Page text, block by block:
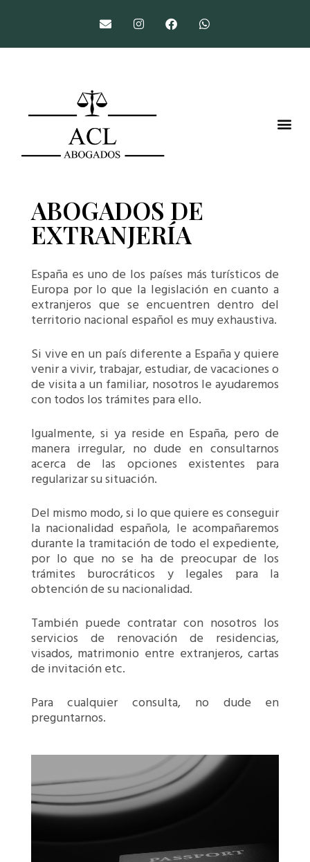
ABOGADOS DE
EXTRANJERÍA
España es uno de los países más turísticos de
Europa por lo que la legislación en cuanto a
extranjeros que se encuentren dentro del
territorio nacional español es muy exhaustiva.
Si vive en un país diferente a España y quiere
venir a vivir, trabajar, estudiar, de vacaciones o
de visita a un familiar, nosotros le ayudaremos
con todos los trámites para ello.
Igualmente, si ya reside en España, pero de
manera irregular, no dude en consultarnos
acerca de las opciones existentes para
regularizar su situación.
Del mismo modo, si lo que quiere es conseguir
la nacionalidad española, le acompañaremos
durante la tramitación de todo el expediente,
por lo que no se ha de preocupar de los
trámites burocráticos y legales para la
obtención de su nacionalidad.
También puede contratar con nosotros los
servicios de renovación de residencias,
visados, matrimonio entre extranjeros, cartas
de invitación etc.
Para cualquier consulta, no dude en
preguntarnos.